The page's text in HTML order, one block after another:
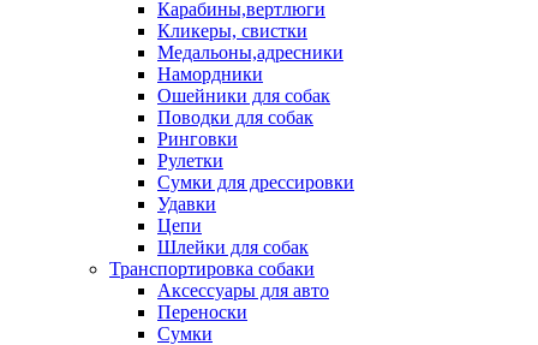
Карабины,вертлюги
Кликеры, свистки
Медальоны,адресники
Намордники
Ошейники для собак
Поводки для собак
Ринговки
Рулетки
Сумки для дрессировки
Удавки
Цепи
Шлейки для собак
Транспортировка собаки
Аксессуары для авто
Переноски
Сумки